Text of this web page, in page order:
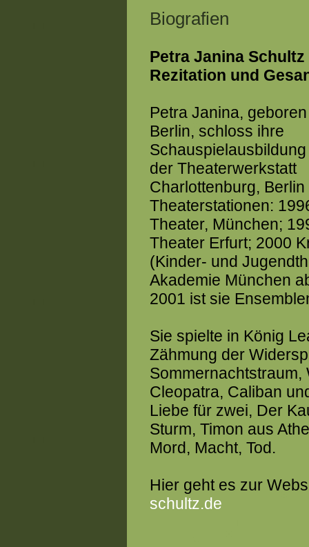
Biografien
Petra Janina Schultz
Rezitation und
Petra Janina,
Berlin, schloss ihre
der Theaterwerkstatt
Charlottenburg, Berlin
Theaterstationen:
Theater, München;
Theater Erfurt; 2000
(Kinder- und
Akademie München
2001 ist sie
Sie spielte in König
Zähmung der
Sommernachtstraum,
Cleopatra, Caliban
Liebe für zwei, Der
Sturm, Timon aus
Mord, Macht, Tod.
Hier geht es zur
schultz.de